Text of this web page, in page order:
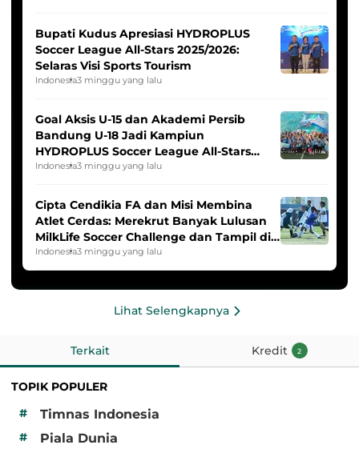
Bupati Kudus Apresiasi HYDROPLUS
Soccer League All-Stars 2025/2026:
Selaras Visi Sports Tourism
Indonesia3 minggu yang lalu
Goal Aksis U-15 dan Akademi Persib
Bandung U-18 Jadi Kampiun
HYDROPLUS Soccer League All-Stars
2025/2026
Indonesia3 minggu yang lalu
Cipta Cendikia FA dan Misi Membina
Atlet Cerdas: Merekrut Banyak Lulusan
MilkLife Soccer Challenge dan Tampil di
HYDROPLUS Soccer League
Indonesia3 minggu yang lalu
Lihat Selengkapnya
Terkait Kredit 2
TOPIK POPULER
#
Timnas Indonesia
# Piala Dunia